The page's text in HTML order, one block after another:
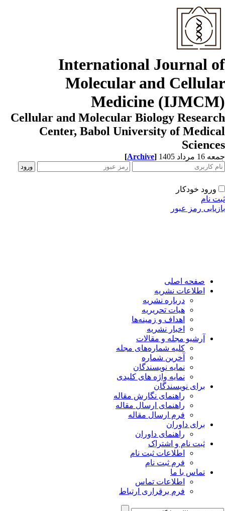
International Journal
Molecular and
Medicine
Cellular and Molecular Biology
Center, Babol University of
مرداد 1405 [Archive]
ورود خودکار
نام
رمز عبور
صفحه اصلی
اطلاعات نشریه
درباره نشریه
هیات تحریریه
اهداف و زمینه‌ها
اخبار نشریه
آرشیو مجله و مقالات
کلیه شماره‌های مجله
آخرین شماره
نمایه نویسندگان
نمایه واژه های کلیدی
برای نویسندگان
راهنمای نگارش مقاله
راهنمای ارسال مقاله
فرم ارسال مقاله
برای داوران
راهنمای داوران
ثبت نام و اشتراک
اطلاعات ثبت نام
فرم ثبت نام
تماس با ما
اطلاعات تماس
فرم برقراری ارتباط